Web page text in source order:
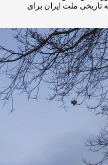
تاریخی ملت ایران برای